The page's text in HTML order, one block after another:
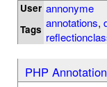
User annonyme
Tags annotations,
PHP